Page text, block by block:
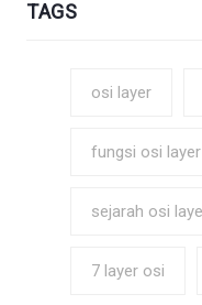
TAGS
osi layer
fungsi osi layer
sejarah osi
7 layer osi